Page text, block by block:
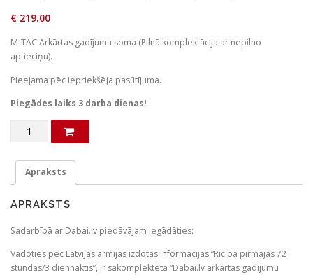
€ 219.00
M-TAC Ārkārtas gadījumu soma (Pilnā komplektācija ar nepilno
aptieciņu).
Pieejama pēc iepriekšēja pasūtījuma.
Piegādes laiks 3 darba dienas!
gadījumu
soma
komplektācija
nepilno
aptieciņu)
daudzums
Apraksts
APRAKSTS
Sadarbībā ar Dabai.lv piedāvājam iegādāties:
Vadoties pēc Latvijas armijas izdotās informācijas “Rīcība pirmajās 72
stundās/3 diennaktīs”, ir sakomplektēta “Dabai.lv ārkārtas gadījumu